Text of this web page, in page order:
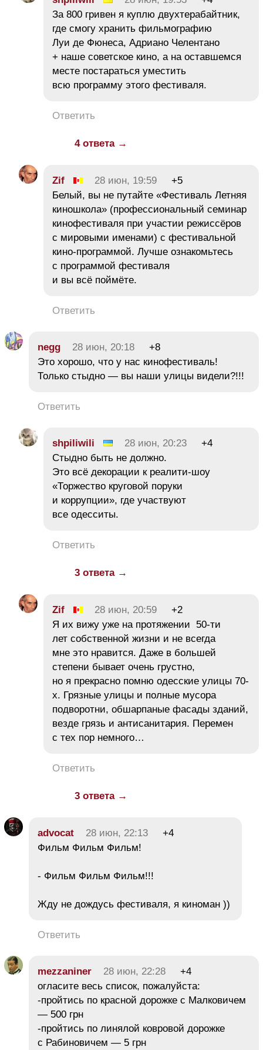
За 800 гривен я куплю двухтерабайтник,
где смогу хранить фильмографию
Луи де Фюнеса, Адриано Челентано
+ наше советское кино, а на оставшемся
месте постараться уместить
всю программу этого фестиваля.
Ответить
4 ответа →
Zif 28 июн, 19:59
+5
Белый, вы не путайте «Фестиваль Летняя
киношкола» (профессиональный семинар
кинофестиваля при участии режиссёров
с мировыми именами) с фестивальной
кино-программой. Лучше ознакомьтесь
с программой фестиваля
и вы всё поймёте.
Ответить
negg 28 июн, 20:18
+8
Это хорошо, что у нас кинофестиваль!
Только стыдно — вы наши улицы видели?!!!
Ответить
shpiliwili 28 июн, 20:23
+4
Стыдно быть не должно.
Это всё декорации к реалити-шоу
«Торжество круговой поруки
и коррупции», где участвуют
все одесситы.
Ответить
3 ответа →
Zif 28 июн, 20:59
+2
Я их вижу уже на протяжении 50-ти
лет собственной жизни и не всегда
мне это нравится. Даже в большей
степени бывает очень грустно,
но я прекрасно помню одесские улицы 70-
х. Грязные улицы и полные мусора
подворотни, обшарпаные фасады зданий,
везде грязь и антисанитария. Перемен
с тех пор немного…
Ответить
3 ответа →
advocat 28 июн, 22:13
+4
Фильм Фильм Фильм!
- Фильм Фильм Фильм!!!
Жду не дождусь фестиваля, я киноман ))
Ответить
mezzaniner 28 июн, 22:28
+4
огласите весь список, пожалуйста:
-пройтись по красной дорожке с Малковичем
— 500 грн
-пройтись по линялой ковровой дорожке
с Рабиновичем — 5 грн